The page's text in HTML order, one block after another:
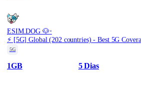
ESIM.DOG 🐶·
5G
1GB 5 Dias